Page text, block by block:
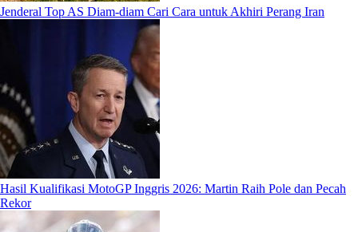
Jenderal Top AS Diam-diam Cari Cara untuk Akhiri Perang Iran
Hasil Kualifikasi MotoGP Inggris 2026: Martin Raih Pole dan Pecah
Rekor